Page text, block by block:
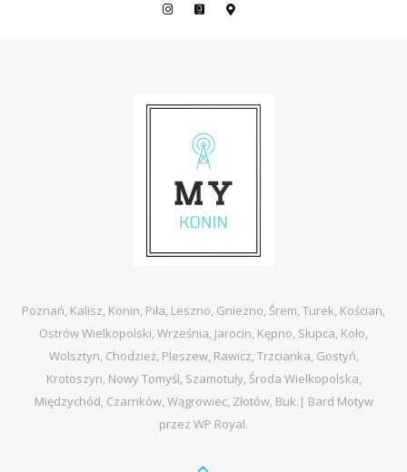
Poznań, Kalisz, Konin, Piła, Leszno, Gniezno, Śrem, Turek, Kościan,
Ostrów Wielkopolski, Września, Jarocin, Kępno, Słupca, Koło,
Wolsztyn, Chodzież, Pleszew, Rawicz, Trzcianka, Gostyń,
Krotoszyn, Nowy Tomyśl, Szamotuły, Środa Wielkopolska,
Międzychód, Czarnków, Wągrowiec, Złotów, Buk.| Bard Motyw
przez WP Royal.